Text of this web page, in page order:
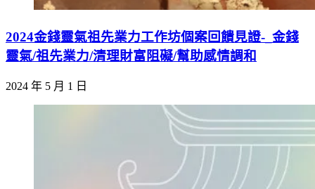
2024金錢靈氣祖先業力工作坊個案回饋見證-_金錢
靈氣/祖先業力/清理財富阻礙/幫助感情調和
2024 年 5 月 1 日